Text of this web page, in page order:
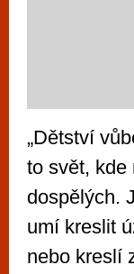
„Dětství
to svět, kde
dospělých.
umí kreslit
nebo kreslí